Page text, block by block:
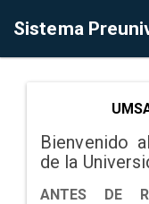
Sistema
Bienvenido
de la
ANTES DE